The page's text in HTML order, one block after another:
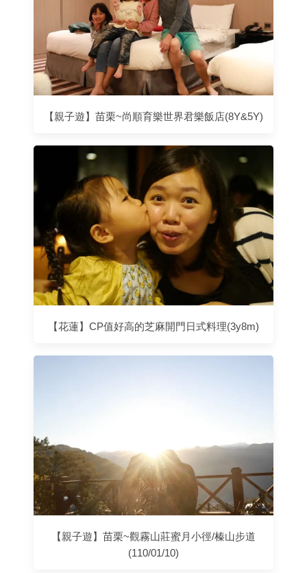
【親子遊】苗栗~尚順育樂世界君樂飯店(8Y&5Y)
【花蓮】CP值好高的芝麻開門日式料理(3y8m)
【親子遊】苗栗~觀霧山莊蜜月小徑/榛山步道
(110/01/10)